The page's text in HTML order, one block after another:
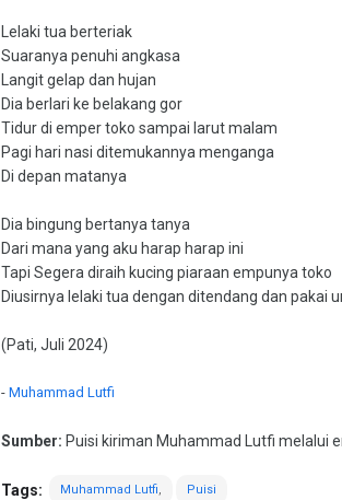
Lelaki tua berteriak
Suaranya penuhi angkasa
Langit gelap dan hujan
Dia berlari ke belakang gor
Tidur di emper toko sampai larut malam
Pagi hari nasi ditemukannya menganga
Di depan matanya
Dia bingung bertanya tanya
Dari mana yang aku harap harap ini
Tapi Segera diraih kucing piaraan empunya toko
Diusirnya lelaki tua dengan ditendang dan pakai
(Pati, Juli 2024)
- Muhammad Lutfi
Sumber: Puisi kiriman Muhammad Lutfi melalui
Tags: Muhammad Lutfi Puisi